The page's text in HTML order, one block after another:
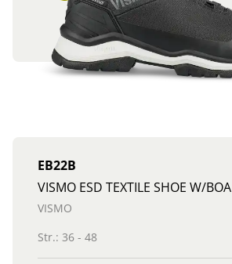
EB22B
VISMO ESD TEXTILE SHOE W/BOA
VISMO
Str.: 36 - 48